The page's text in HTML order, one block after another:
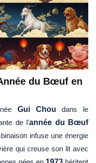
du Bœuf en
Gui Chou dans le
de l'année du Bœuf
infuse une énergie
qui creuse son lit avec